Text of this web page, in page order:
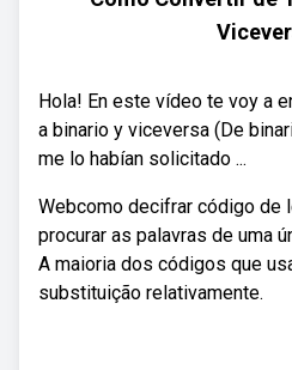
Hola! En este vídeo te voy a
a binario y viceversa (De
me lo habían solicitado ...
Webcomo decifrar código de
procurar as palavras de uma
A maioria dos códigos que
substituição relativamente.